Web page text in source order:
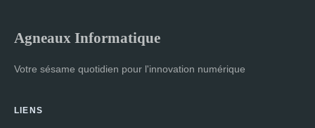
Agneaux Informatique
Votre sésame quotidien pour l'innovation numérique
LIENS